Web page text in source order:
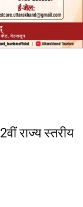
राज्य स्तरीय